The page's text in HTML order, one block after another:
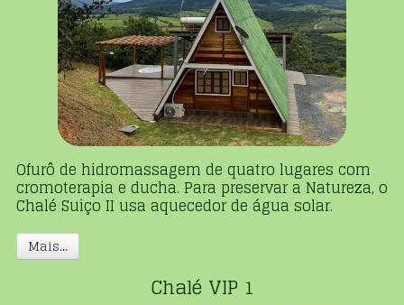
Ofurô de hidromassagem de quatro lugares com
cromoterapia e ducha. Para preservar a Natureza, o
Chalé Suiço II usa aquecedor de água solar.
Mais...
Chalé VIP 1